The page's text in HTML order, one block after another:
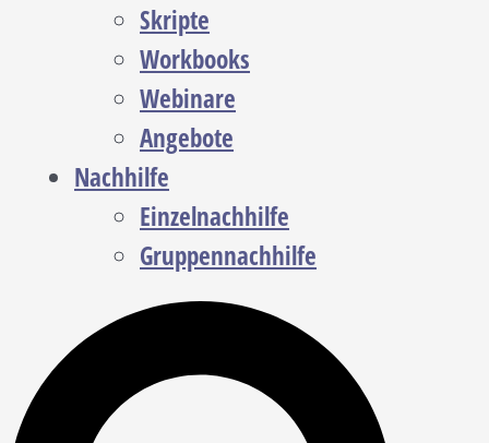
Skripte
Workbooks
Webinare
Angebote
Nachhilfe
Einzelnachhilfe
Gruppennachhilfe